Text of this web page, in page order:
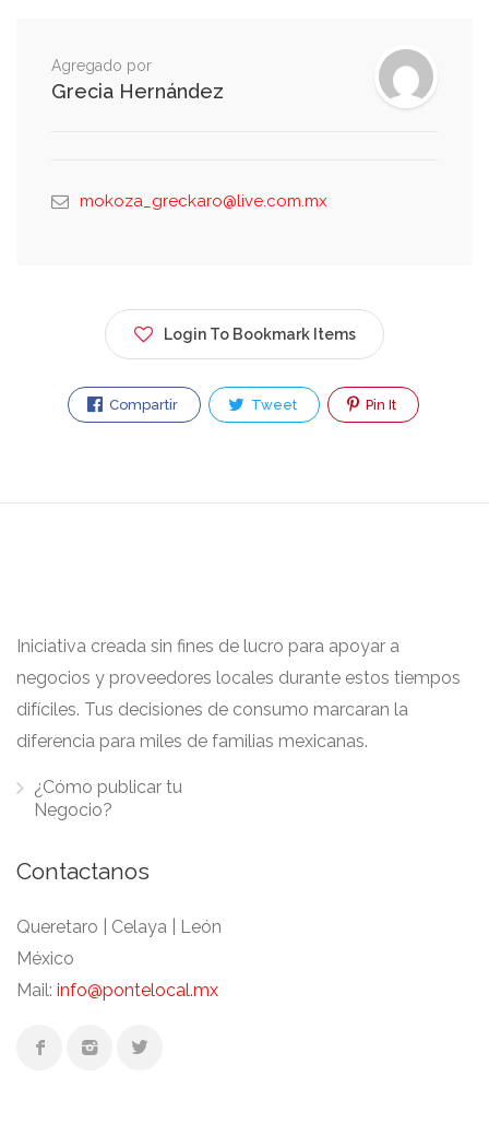
Agregado por
Grecia Hernández
mokoza_greckaro@live.com.mx
Login To Bookmark Items
Compartir Tweet Pin It
Iniciativa creada sin fines de lucro para apoyar a
negocios y proveedores locales durante estos tiempos
difíciles. Tus decisiones de consumo marcaran la
diferencia para miles de familias mexicanas.
¿Cómo publicar tu
Negocio?
Contactanos
Queretaro | Celaya | León
México
Mail: info@pontelocal.mx